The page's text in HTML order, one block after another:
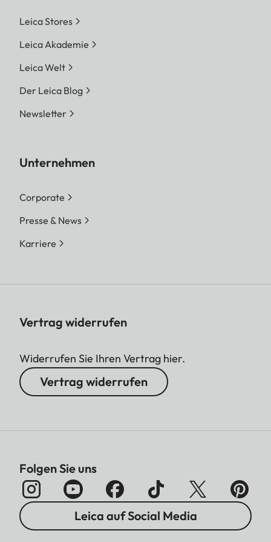
Leica Stores
Leica Akademie
Leica Welt
Der Leica Blog
Newsletter
Unternehmen
Corporate
Presse & News
Karriere
Vertrag widerrufen
Widerrufen Sie Ihren Vertrag hier.
Vertrag widerrufen
Folgen Sie uns
Leica auf Social Media